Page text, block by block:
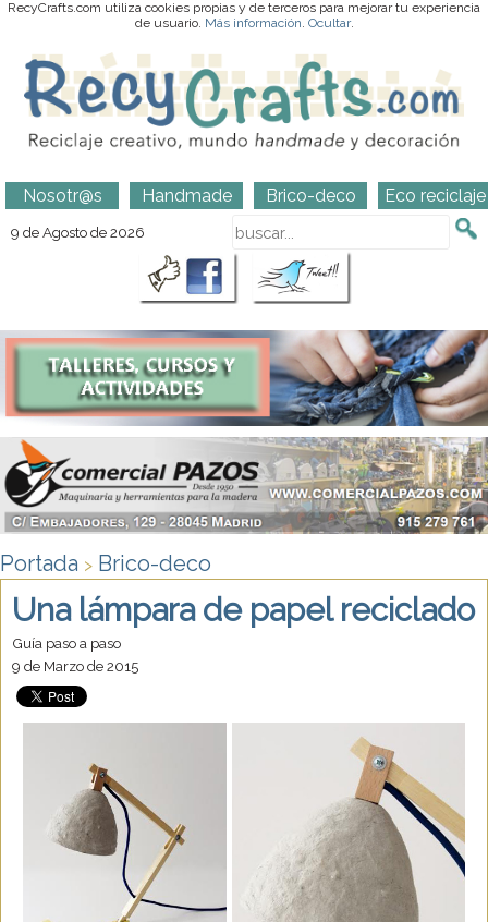
RecyCrafts.com utiliza cookies propias y de terceros para mejorar tu experiencia
de usuario. Más información. Ocultar.
Nosotr@s Handmade Brico-deco Eco reciclaje
9 de Agosto de 2026
Portada > Brico-deco
Una lámpara de papel reciclado
Guía paso a paso
9 de Marzo de 2015